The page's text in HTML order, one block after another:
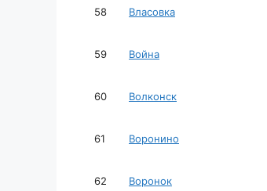
58 Власовка
59 Война
60 Волконск
61 Воронино
62 Воронок